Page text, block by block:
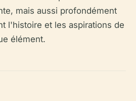
mais aussi profondément
l'histoire et les aspirations de
élément.